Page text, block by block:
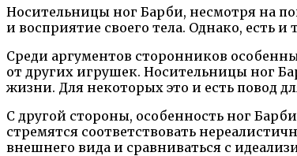
Носительницы ног Барби, несмотря на
и восприятие своего тела. Однако, есть
Среди аргументов сторонников
от других игрушек. Носительницы ног
жизни. Для некоторых это и есть повод
С другой стороны, особенность ног
стремятся соответствовать
внешнего вида и сравниваться с